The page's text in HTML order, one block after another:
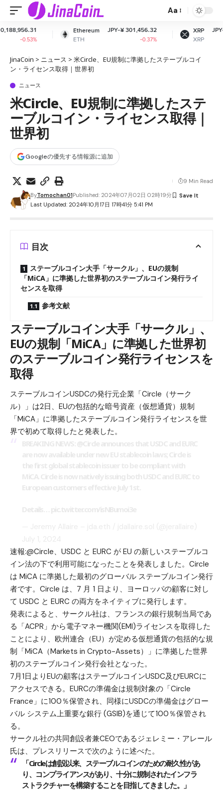
Aa
Ethereum
ETH
JPY-¥ 301,456.32
-0.37%
XRP
XRP
JPY-¥ 164.01
-2.71%
JinaCoin > ニュース > 米Circle、EU規制に準拠したステーブルコイ
ン・ライセンス取得｜世界初
ニュース
米Circle、EU規制に準拠したステ
ーブルコイン・ライセンス取得｜
世界初
Googleの優先する情報源に追加
Last Updated: 2024年10月17日 17時41分 5:41 PM
ByTomochan01Published: 2024年07月02日 02時19分
9 Min Read
目次
ステーブルコイン大手「サークル」、EUの規制
「MiCA」に準拠した世界初のステーブルコイン発行ライ
センスを取得
参考文献
ステーブルコイン大手「サークル」、
EUの規制「MiCA」に準拠した世界初
のステーブルコイン発行ライセンスを
取得
ステーブルコインUSDCの発行元企業「Circle（サーク
ル）」は2日、EUの包括的な暗号資産（仮想通貨）規制
「MiCA」に準拠したステーブルコイン発行ライセンスを世
界で初めて取得したと発表した。
速報:@Circle、USDC と EURC が EU の新しいステーブルコ
イン法の下で利用可能になったことを発表しました。Circle
は MiCA に準拠した最初のグローバル ステーブルコイン発行
者です。Circle は、7 月 1 日より、ヨーロッパの顧客に対し
て USDC と EURC の両方をネイティブに発行します。
発表によると、サークル社は、フランスの銀行規制当局であ
る「ACPR」から電子マネー機関(EMI)ライセンスを取得した
ことにより、欧州連合（EU）が定める仮想通貨の包括的な規
制「MiCA（Markets in Crypto-Assets）」に準拠した世界
初のステーブルコイン発行会社となった。
7月1日よりEUの顧客はステーブルコインUSDC及びEURCに
アクセスできる。EURCの準備金は規制対象の「Circle
France」に100％保管され、同様にUSDCの準備金はグロー
バル システム上重要な銀行 (GSIB)を通じて100％保管され
る。
サークル社の共同創設者兼CEOであるジェレミー・アレール
氏は、プレスリリースで次のように述べた。
「Circleは創設以来、ステーブルコインのための耐久性があ
り、コンプライアンスがあり、十分に規制されたインフラ
ストラクチャーを構築することを目指してきました。」